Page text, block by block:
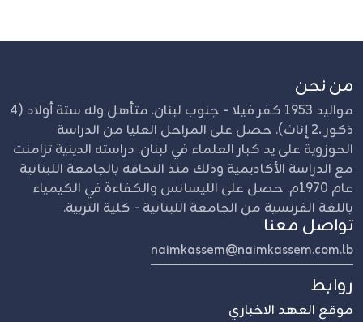
من نحن
مواليد 1953 كفر فيلا - جنوب لبنان. متأهل وله ستة أولاد (4
ذكور ،2 إناث). حصل على المراحل العليا من الدراسة
الحوزوية على يد كبار العلماء في لبنان. دراسته الدينية تزامنت
مع الدراسة الأكاديمية وذلك منذ التحاقه بالجامعة اللبنانية
عام 1970م. حصل على الليسانس والكفاءة في الكيمياء
باللغة الفرنسية من الجامعة اللبنانية - كلية التربية.
تواصل معنا
naimkassem@naimkassem.com.lb
روابط
موقع العهد الاخباري